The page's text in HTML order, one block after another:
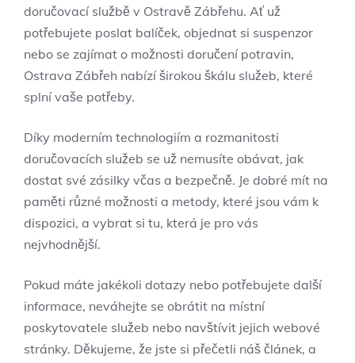
doručovací službě v Ostravě Zábřehu. Ať už
potřebujete poslat balíček, objednat si suspenzor
nebo se zajímat o možnosti doručení potravin,
Ostrava Zábřeh nabízí širokou škálu služeb, které
splní vaše potřeby.
Díky moderním technologiím a rozmanitosti
doručovacích služeb se už nemusíte obávat, jak
dostat své zásilky včas a bezpečně. Je dobré mít na
paměti různé možnosti a metody, které jsou vám k
dispozici, a vybrat si tu, která je pro vás
nejvhodnější.
Pokud máte jakékoli dotazy nebo potřebujete další
informace, neváhejte se obrátit na místní
poskytovatele služeb nebo navštívit jejich webové
stránky. Děkujeme, že jste si přečetli náš článek, a